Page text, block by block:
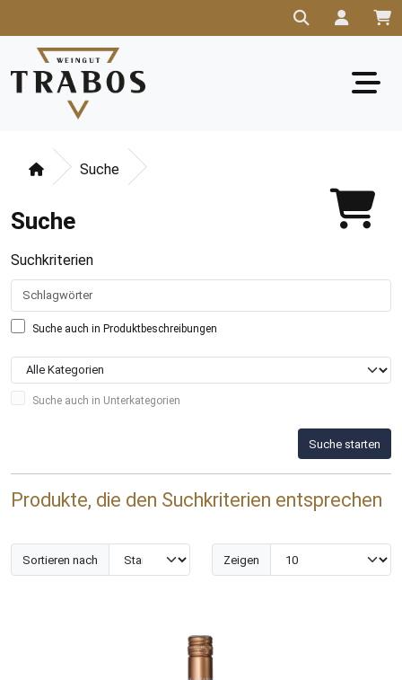
Suche
Suche
Suchkriterien
Suche auch in Produktbeschreibungen
Suche auch in Unterkategorien
Suche starten
Produkte, die den Suchkriterien entsprechen
Sortieren nach Zeigen